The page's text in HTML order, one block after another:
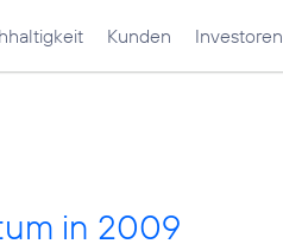
Kunden Investoren
in 2009